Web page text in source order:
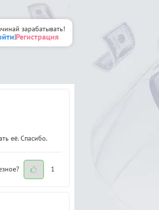
зарабатывать!
|Регистрация
её. Спасибо.
1